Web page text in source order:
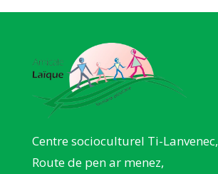
Centre socioculturel Ti-Lanvenec,
Route de pen ar menez,